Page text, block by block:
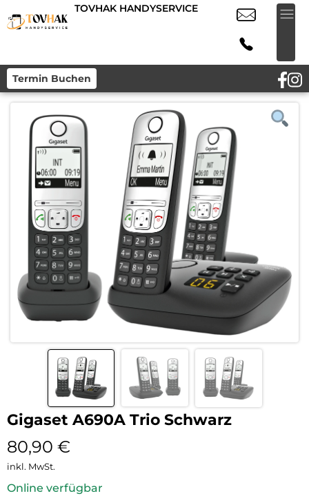
TOVHAK HANDYSERVICE
Termin Buchen
Gigaset A690A Trio Schwarz
80,90 €
inkl. MwSt.
Online verfügbar